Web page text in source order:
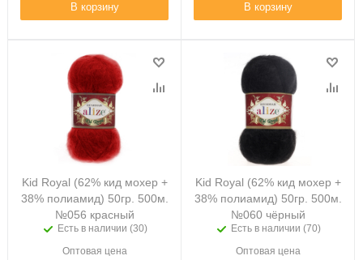
В корзину В корзину
Kid Royal (62% кид мохер +
38% полиамид) 50гр. 500м.
№056 красный
Есть в наличии (30)
Оптовая цена
Kid Royal (62% кид мохер +
38% полиамид) 50гр. 500м.
№060 чёрный
Есть в наличии (70)
Оптовая цена